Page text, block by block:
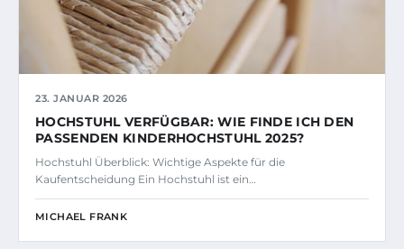
23. JANUAR 2026
HOCHSTUHL VERFÜGBAR: WIE FINDE ICH DEN
PASSENDEN KINDERHOCHSTUHL 2025?
Hochstuhl Überblick: Wichtige Aspekte für die
Kaufentscheidung Ein Hochstuhl ist ein…
MICHAEL FRANK